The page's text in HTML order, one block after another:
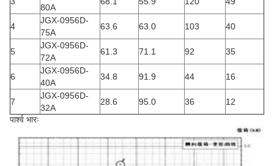
80A
4
JGX-0956D-
75A
63.6 63.0 103 40
5
JGX-0956D-
72A
61.3 71.1 92 35
6
JGX-0956D-
40A
34.8 91.9 44 16
7
JGX-0956D-
32A
28.6 95.0 36
12
पार्श्व भारः